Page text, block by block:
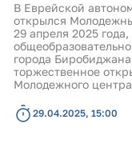
В Еврейской
открылся
29 апреля 2025
города
торжественное
Молодежного
29.04.2025, 15:00